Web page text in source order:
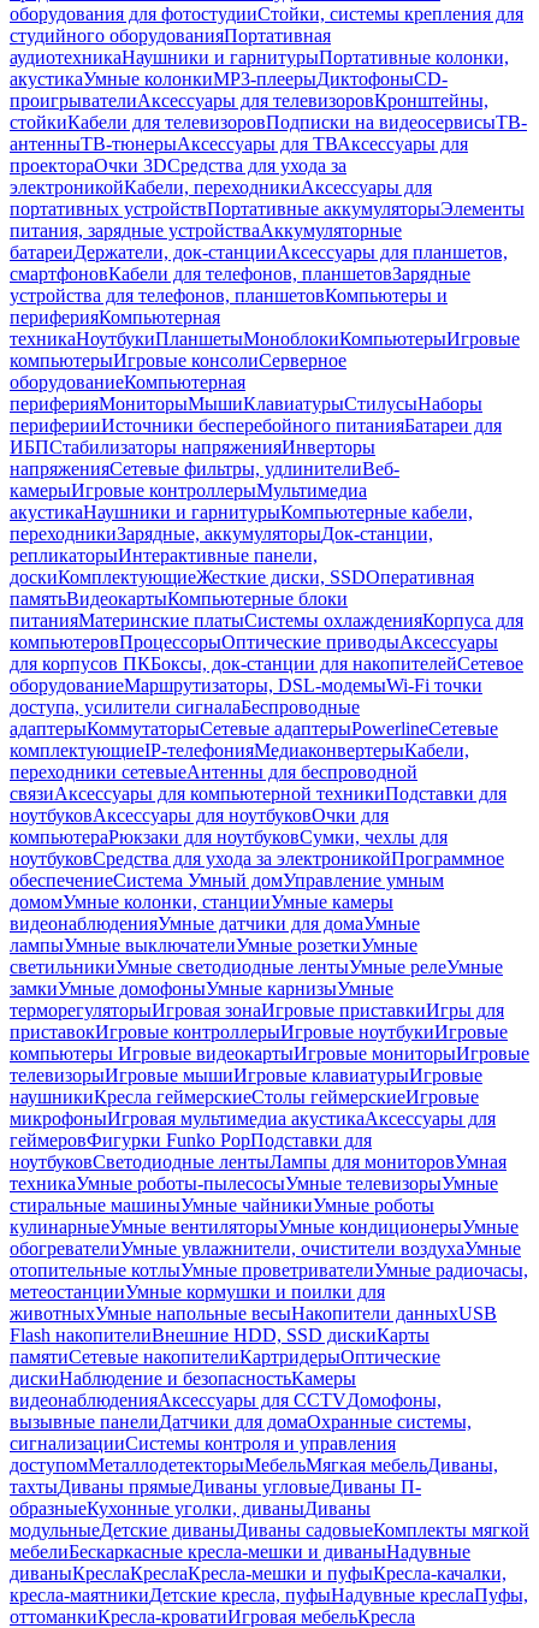
оборудования для фотостудииСтойки, системы крепления для
студийного оборудованияПортативная
аудиотехникаНаушники и гарнитурыПортативные колонки,
акустикаУмные колонкиMP3-плеерыДиктофоныCD-
проигрывателиАксессуары для телевизоровКронштейны,
стойкиКабели для телевизоровПодписки на видеосервисыТВ-
антенныТВ-тюнерыАксессуары для ТВАксессуары для
проектораОчки 3DСредства для ухода за
электроникойКабели, переходникиАксессуары для
портативных устройствПортативные аккумуляторыЭлементы
питания, зарядные устройстваАккумуляторные
батареиДержатели, док-станцииАксессуары для планшетов,
смартфоновКабели для телефонов, планшетовЗарядные
устройства для телефонов, планшетовКомпьютеры и
периферияКомпьютерная
техникаНоутбукиПланшетыМоноблокиКомпьютерыИгровые
компьютерыИгровые консолиСерверное
оборудованиеКомпьютерная
периферияМониторыМышиКлавиатурыСтилусыНаборы
периферииИсточники бесперебойного питанияБатареи для
ИБПСтабилизаторы напряженияИнверторы
напряженияСетевые фильтры, удлинителиВеб-
камерыИгровые контроллерыМультимедиа
акустикаНаушники и гарнитурыКомпьютерные кабели,
переходникиЗарядные, аккумуляторыДок-станции,
репликаторыИнтерактивные панели,
доскиКомплектующиеЖесткие диски, SSDОперативная
памятьВидеокартыКомпьютерные блоки
питанияМатеринские платыСистемы охлажденияКорпуса для
компьютеровПроцессорыОптические приводыАксессуары
для корпусов ПКБоксы, док-станции для накопителейСетевое
оборудованиеМаршрутизаторы, DSL-модемыWi-Fi точки
доступа, усилители сигналаБеспроводные
адаптерыКоммутаторыСетевые адаптерыPowerlineСетевые
комплектующиеIP-телефонияМедиаконвертерыКабели,
переходники сетевыеАнтенны для беспроводной
связиАксессуары для компьютерной техникиПодставки для
ноутбуковАксессуары для ноутбуковОчки для
компьютераРюкзаки для ноутбуковСумки, чехлы для
ноутбуковСредства для ухода за электроникойПрограммное
обеспечениеСистема Умный домУправление умным
домомУмные колонки, станцииУмные камеры
видеонаблюденияУмные датчики для домаУмные
лампыУмные выключателиУмные розеткиУмные
светильникиУмные светодиодные лентыУмные релеУмные
замкиУмные домофоныУмные карнизыУмные
терморегуляторыИгровая зонаИгровые приставкиИгры для
приставокИгровые контроллерыИгровые ноутбукиИгровые
компьютеры Игровые видеокартыИгровые мониторыИгровые
телевизорыИгровые мышиИгровые клавиатурыИгровые
наушникиКресла геймерскиеСтолы геймерскиеИгровые
микрофоныИгровая мультимедиа акустикаАксессуары для
геймеровФигурки Funko PopПодставки для
ноутбуковСветодиодные лентыЛампы для мониторовУмная
техникаУмные роботы-пылесосыУмные телевизорыУмные
стиральные машиныУмные чайникиУмные роботы
кулинарныеУмные вентиляторыУмные кондиционерыУмные
обогревателиУмные увлажнители, очистители воздухаУмные
отопительные котлыУмные проветривателиУмные радиочасы,
метеостанцииУмные кормушки и поилки для
животныхУмные напольные весыНакопители данныхUSB
Flash накопителиВнешние HDD, SSD дискиКарты
памятиСетевые накопителиКартридерыОптические
дискиНаблюдение и безопасностьКамеры
видеонаблюденияАксессуары для CCTVДомофоны,
вызывные панелиДатчики для домаОхранные системы,
сигнализацииСистемы контроля и управления
доступомМеталлодетекторыМебельМягкая мебельДиваны,
тахтыДиваны прямыеДиваны угловыеДиваны П-
образныеКухонные уголки, диваныДиваны
модульныеДетские диваныДиваны садовыеКомплекты мягкой
мебелиБескаркасные кресла-мешки и диваныНадувные
диваныКреслаКреслаКресла-мешки и пуфыКресла-качалки,
кресла-маятникиДетские кресла, пуфыНадувные креслаПуфы,
оттоманкиКресла-кроватиИгровая мебельКресла